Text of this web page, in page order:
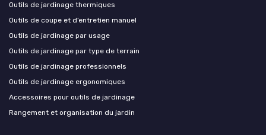
Outils de jardinage thermiques
Outils de coupe et d’entretien manuel
Outils de jardinage par usage
Outils de jardinage par type de terrain
Outils de jardinage professionnels
Outils de jardinage ergonomiques
Accessoires pour outils de jardinage
Rangement et organisation du jardin